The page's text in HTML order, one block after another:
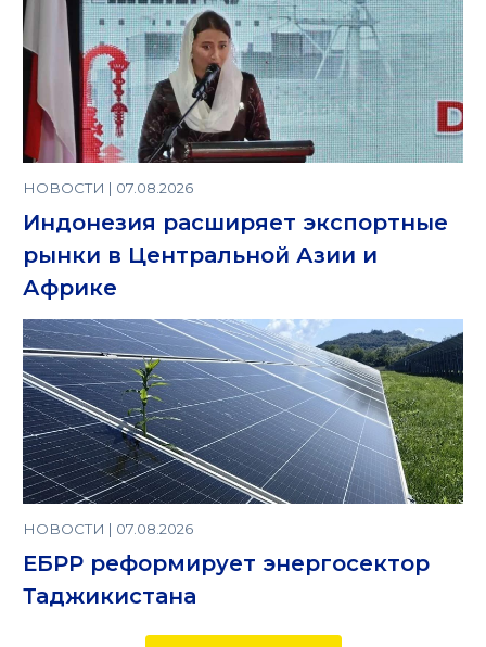
НОВОСТИ | 07.08.2026
Индонезия расширяет экспортные
рынки в Центральной Азии и
Африке
НОВОСТИ | 07.08.2026
ЕБРР реформирует энергосектор
Таджикистана